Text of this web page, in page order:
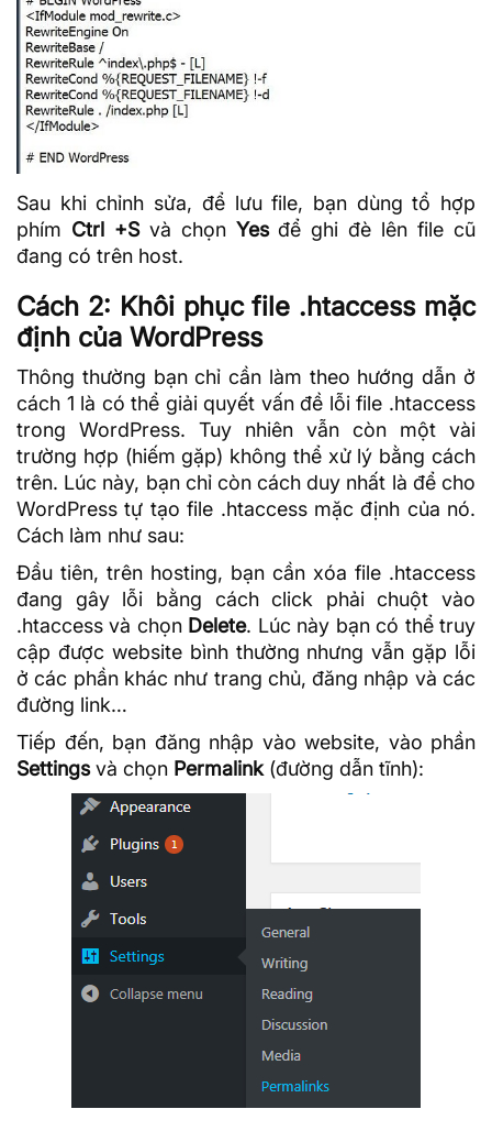
Sau khi chỉnh sửa, để lưu file, bạn dùng tổ hợp
phím Ctrl +Svà chọn Yesđể ghi đè lên file cũ
đang có trên host.
Cách 2: Khôi phục file .htaccess mặc
định của WordPress
Thông thường bạn chỉ cần làm theo hướng dẫn ở
cách 1 là có thể giải quyết vấn đề lỗi file .htaccess
trong WordPress. Tuy nhiên vẫn còn một vài
trường hợp (hiếm gặp) không thể xử lý bằng cách
trên. Lúc này, bạn chỉ còn cách duy nhất là để cho
WordPress tự tạo file .htaccess mặc định của nó.
Cách làm như sau:
Đầu tiên, trên hosting, bạn cần xóa file .htaccess
đang gây lỗi bằng cách click phải chuột vào
.htaccess và chọn Delete. Lúc này bạn có thể truy
cập được website bình thường nhưng vẫn gặp lỗi
ở các phần khác như trang chủ, đăng nhập và các
đường link…
Tiếp đến, bạn đăng nhập vào website, vào phần
Settingsvà chọn Permalink(đường dẫn tĩnh):